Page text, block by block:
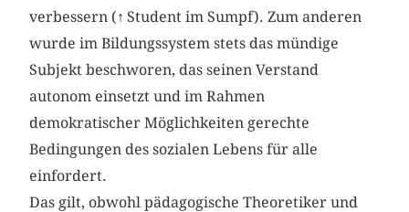
verbessern (↑Student im Sumpf). Zum anderen
wurde im Bildungssystem stets das mündige
Subjekt beschworen, das seinen Verstand
autonom einsetzt und im Rahmen
demokratischer Möglichkeiten gerechte
Bedingungen des sozialen Lebens für alle
einfordert.
Das gilt, obwohl pädagogische Theoretiker und